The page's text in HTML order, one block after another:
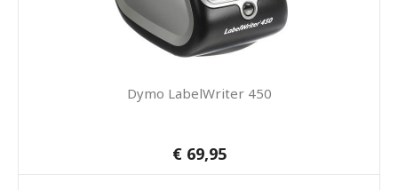
Dymo LabelWriter 450
€ 69,95